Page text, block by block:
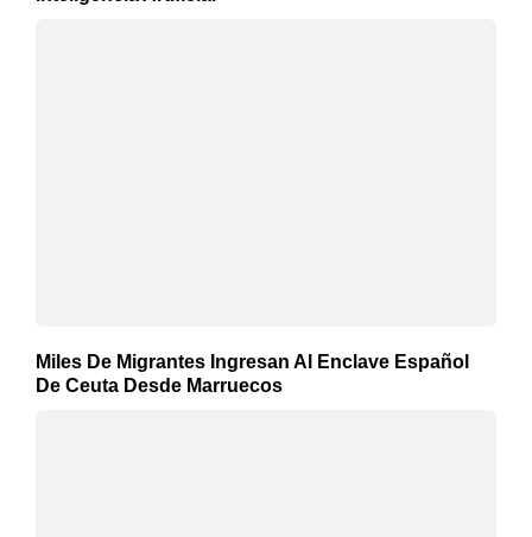
Miles De Migrantes Ingresan Al Enclave Español
De Ceuta Desde Marruecos